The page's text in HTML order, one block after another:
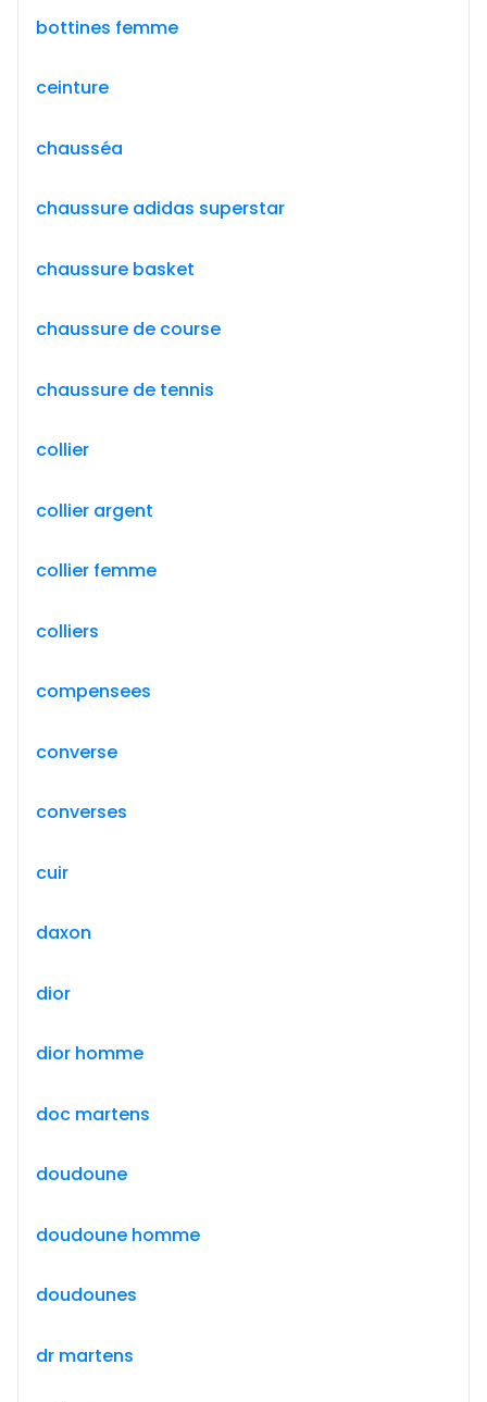
bottines femme
ceinture
chausséa
chaussure adidas superstar
chaussure basket
chaussure de course
chaussure de tennis
collier
collier argent
collier femme
colliers
compensees
converse
converses
cuir
daxon
dior
dior homme
doc martens
doudoune
doudoune homme
doudounes
dr martens